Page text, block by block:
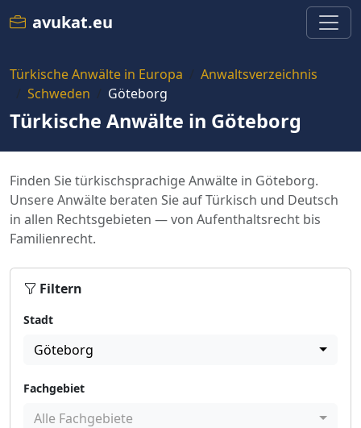
avukat.eu
Türkische Anwälte in Europa
Anwaltsverzeichnis
Schweden
Göteborg
Türkische Anwälte in Göteborg
Finden Sie türkischsprachige Anwälte in Göteborg.
Unsere Anwälte beraten Sie auf Türkisch und Deutsch
in allen Rechtsgebieten — von Aufenthaltsrecht bis
Familienrecht.
Filtern
Stadt
Göteborg
Fachgebiet
Alle Fachgebiete